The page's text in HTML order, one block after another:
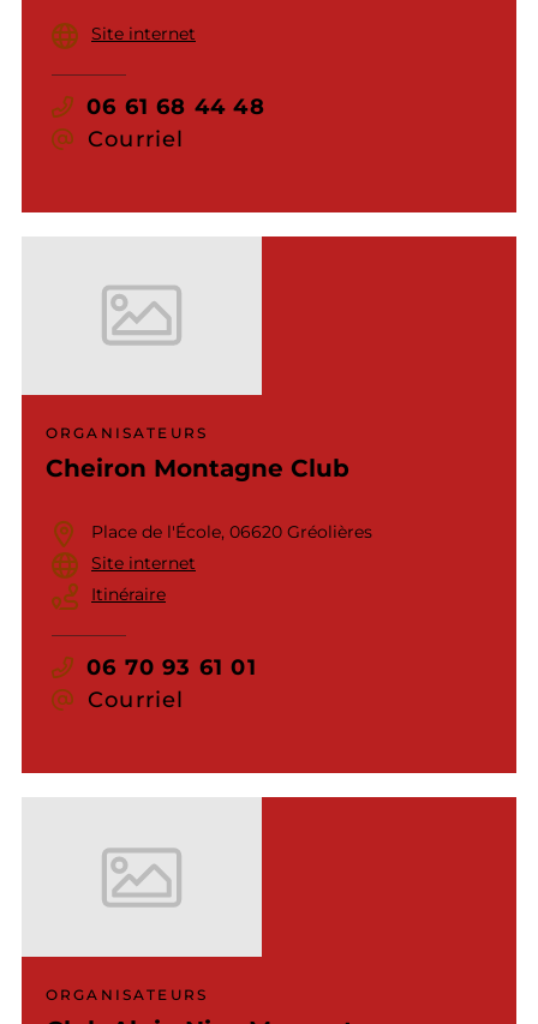
Site internet
06 61 68 44 48
Courriel
ORGANISATEURS
Cheiron Montagne Club
Place de l'École, 06620 Gréolières
Site internet
Itinéraire
06 70 93 61 01
Courriel
ORGANISATEURS